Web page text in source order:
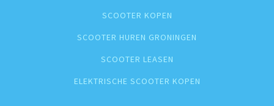
SCOOTER KOPEN
SCOOTER HUREN GRONINGEN
SCOOTER LEASEN
ELEKTRISCHE SCOOTER KOPEN